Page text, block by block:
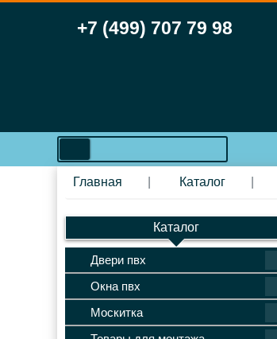
+7 (499) 707 79 98
Главная Каталог
Каталог
Двери пвх
Окна пвх
Москитка